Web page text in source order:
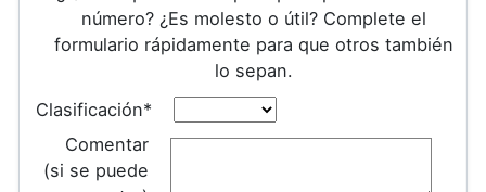
número? ¿Es molesto o útil? Complete el
formulario rápidamente para que otros también
lo sepan.
Clasificación*
Comentar
(si se puede